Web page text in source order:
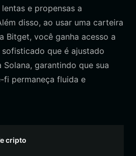
e propensas a
disso, ao usar uma carteira
Bitget, você ganha acesso a
que é ajustado
garantindo que sua
fi permaneça fluida e
cripto